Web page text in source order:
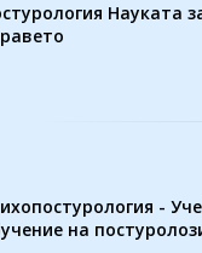
Науката
-
на